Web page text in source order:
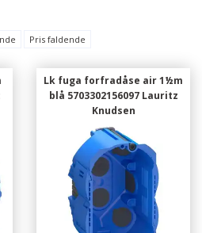
Pris faldende
Lk fuga forfradåse air 1½m
blå 5703302156097 Lauritz
Knudsen